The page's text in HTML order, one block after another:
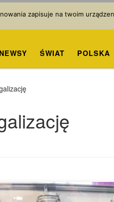
NEWSY ŚWIAT POLSKA
zapisuje na twoim